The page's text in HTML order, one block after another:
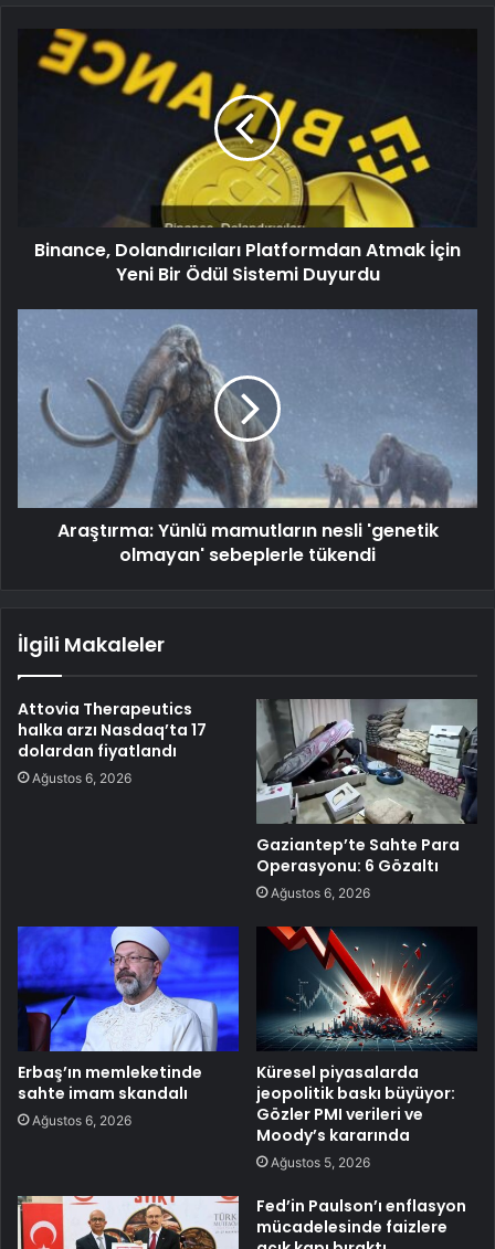
Binance, Dolandırıcıları Platformdan Atmak İçin
Yeni Bir Ödül Sistemi Duyurdu
Araştırma: Yünlü mamutların nesli 'genetik
olmayan' sebeplerle tükendi
İlgili Makaleler
Attovia Therapeutics
halka arzı Nasdaq’ta 17
dolardan fiyatlandı
Ağustos 6, 2026
Gaziantep’te Sahte Para
Operasyonu: 6 Gözaltı
Ağustos 6, 2026
Erbaş’ın memleketinde
sahte imam skandalı
Ağustos 6, 2026
Küresel piyasalarda
jeopolitik baskı büyüyor:
Gözler PMI verileri ve
Moody’s kararında
Ağustos 5, 2026
Fed’in Paulson’ı enflasyon
mücadelesinde faizlere